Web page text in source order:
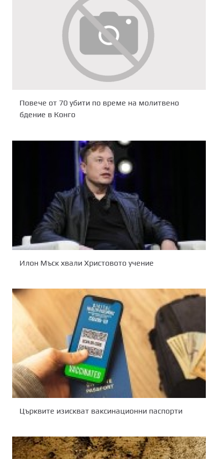
Повече от 70 убити по време на молитвено
бдение в Конго
Илон Мъск хвали Христовото учение
Църквите изискват ваксинационни паспорти